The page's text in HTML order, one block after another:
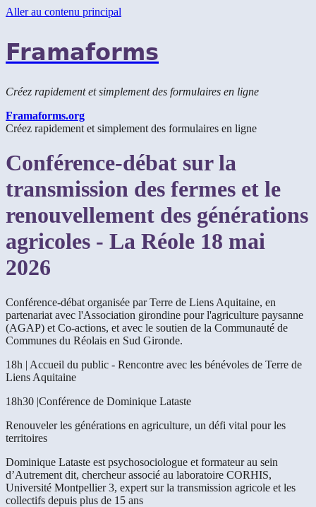
Aller au contenu principal
Framaforms
Créez rapidement et simplement des formulaires en ligne
Framaforms.org
Créez rapidement et simplement des formulaires en ligne
Conférence-débat sur la
transmission des fermes et le
renouvellement des générations
agricoles - La Réole 18 mai
2026
Conférence-débat organisée par Terre de Liens Aquitaine, en
partenariat avec l'Association girondine pour l'agriculture paysanne
(AGAP) et Co-actions, et avec le soutien de la Communauté de
Communes du Réolais en Sud Gironde.
18h | Accueil du public - Rencontre avec les bénévoles de Terre de
Liens Aquitaine
18h30 |Conférence de Dominique Lataste
Renouveler les générations en agriculture, un défi vital pour les
territoires
Dominique Lataste est psychosociologue et formateur au sein
d’Autrement dit, chercheur associé au laboratoire CORHIS,
Université Montpellier 3, expert sur la transmission agricole et les
collectifs depuis plus de 15 ans